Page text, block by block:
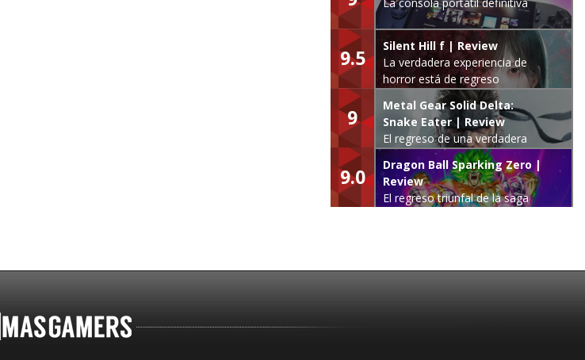
9.5
Silent Hill f | Review
La verdadera experiencia de
horror está de regreso
9
Metal Gear Solid Delta:
Snake Eater | Review
El regreso de una verdadera
leyenda
9.0
Dragon Ball Sparking Zero |
Review
El regreso triunfal de la saga